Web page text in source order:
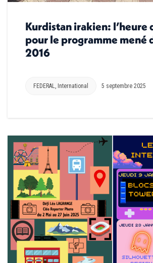
Kurdistan irakien: l’heure
pour le programme mené
2016
FEDERAL, International 5 septembre 2025